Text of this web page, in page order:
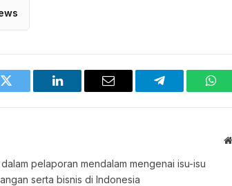
Twitter LinkedIn Email Telegram
pelaporan mendalam mengenai isu-isu
serta bisnis di Indonesia